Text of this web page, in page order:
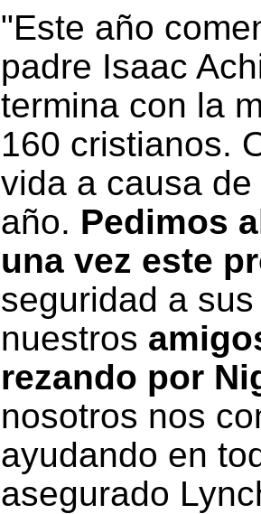
"Este año
padre Isaac
termina con la
160 cristianos.
vida a causa
año. Pedimos
una vez este
seguridad a
nuestros
rezando por
nosotros nos
ayudando en
asegurado